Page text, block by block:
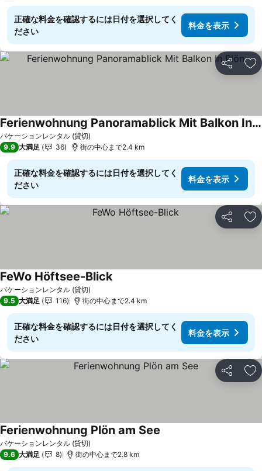
正確な料金を確認するには日付を選択してく
ださい
料金を表示
シェア お
バケーションレンタル (貸切)
Ferienwohnung Panoramablick Mit Balkon In Plön
9.9 大満足 36 街の中心まで2.4 km
正確な料金を確認するには日付を選択してく
ださい
料金を表示
シェア お
バケーションレンタル (貸切)
FeWo Höftsee-Blick
9.5 大満足 116 街の中心まで2.4 km
正確な料金を確認するには日付を選択してく
ださい
料金を表示
シェア お
バケーションレンタル (貸切)
Ferienwohnung Plön am See
9.6 大満足 8 街の中心まで2.8 km